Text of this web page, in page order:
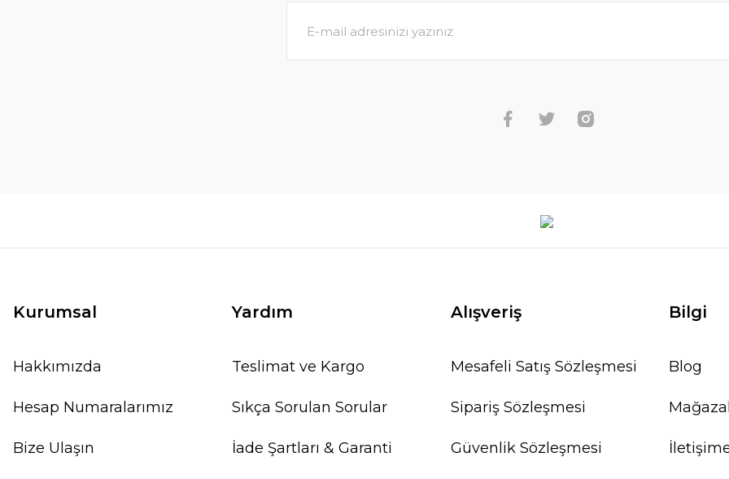
Kurumsal
Hakkımızda
Hesap Numaralarımız
Bize Ulaşın
Yardım
Teslimat ve Kargo
Sıkça Sorulan Sorular
İade Şartları & Garanti
Alışveriş
Mesafeli Satış Sözleşmesi
Sipariş Sözleşmesi
Güvenlik Sözleşmesi
Bilgi
Blog